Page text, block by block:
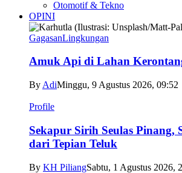
Otomotif & Tekno
OPINI
GagasanLingkungan
Amuk Api di Lahan
By AdiMinggu, 9 Agustus 2026, 09:52
Profile
Sekapur Sirih Seulas Pinang,
dari Tepian Teluk
By KH PiliangSabtu, 1 Agustus 2026,